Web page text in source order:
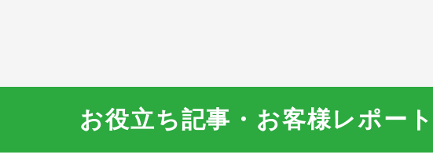
お役立ち記事・お客様レポー